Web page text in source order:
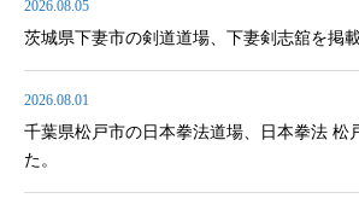
2026.08.05
茨城県下妻市の剣道道場、下妻剣志舘を掲載
2026.08.01
千葉県松戸市の日本拳法道場、日本拳法 松
た。